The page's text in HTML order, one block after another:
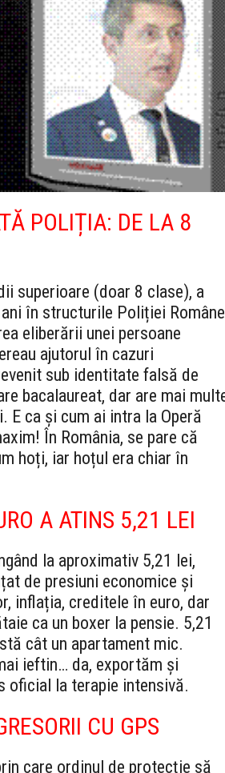
POLIȚIA: DE LA 8
superioare (doar 8 clase), a
în structurile Poliției
eliberării unei persoane
ajutorul în cazuri
sub identitate falsă de
bacalaureat, dar are mai
ca și cum ai intra la Operă
În România, se pare că
hoți, iar hoțul era chiar în
A ATINS 5,21 LEI
la aproximativ 5,21 lei,
de presiuni economice și
inflația, creditele în euro, dar
ca un boxer la pensie. 5,21
cât un apartament mic.
ieftin… da, exportăm și
oficial la terapie intensivă.
CU GPS
care ordinul de protecție să